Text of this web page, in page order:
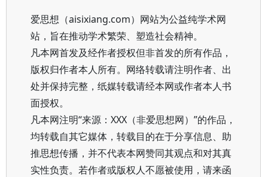
爱思想（aisixiang.com）网站为公益纯学术网
站，旨在推动学术繁荣、塑造社会精神。
凡本网首发及经作者授权但非首发的所有作品，
版权归作者本人所有。网络转载请注明作者、出
处并保持完整，纸媒转载请经本网或作者本人书
面授权。
凡本网注明“来源：XXX（非爱思想网）”的作品，
均转载自其它媒体，转载目的在于分享信息、助
推思想传播，并不代表本网赞同其观点和对其真
实性负责。若作者或版权人不愿被使用，请来函